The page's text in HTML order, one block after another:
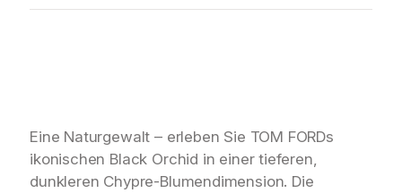
Eine Naturgewalt – erleben Sie TOM FORDs
ikonischen Black Orchid in einer tieferen,
dunkleren Chypre-Blumendimension. Die